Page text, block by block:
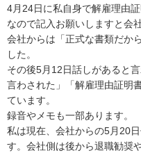
4月24日に私自身で解雇理由
なので記入お願いしますと会
会社からは「正式な書類だか
した。
その後5月12日話しがあると
言わされた」「解雇理由証明
ています。
録音やメモも一部あります。
私は現在、会社からの5月20
す。会社側は後から退職勧奨